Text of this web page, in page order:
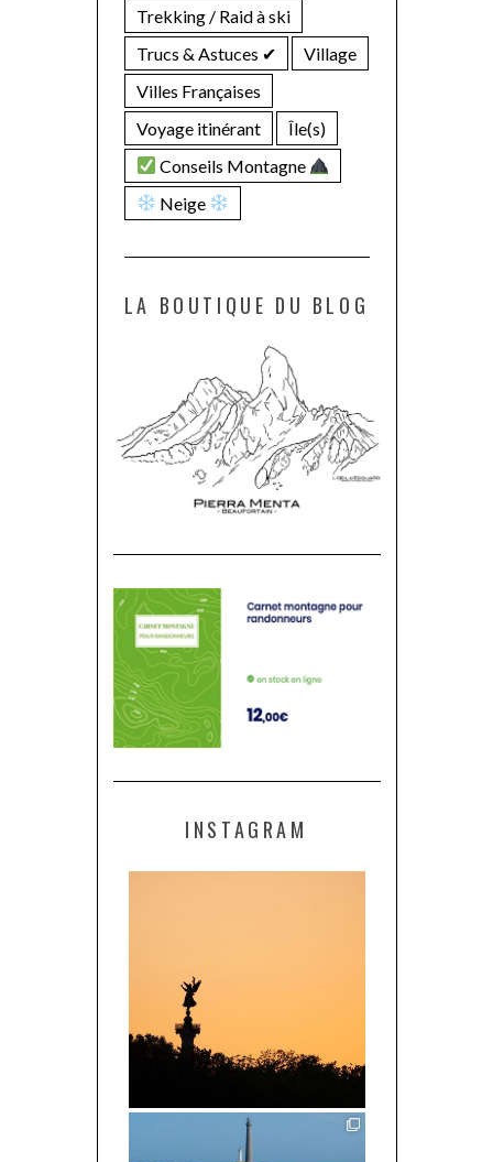
Trekking / Raid à ski
Trucs & Astuces ✔︎
Village
Villes Françaises
Voyage itinérant
Île(s)
Conseils Montagne
Neige
LA BOUTIQUE DU BLOG
INSTAGRAM